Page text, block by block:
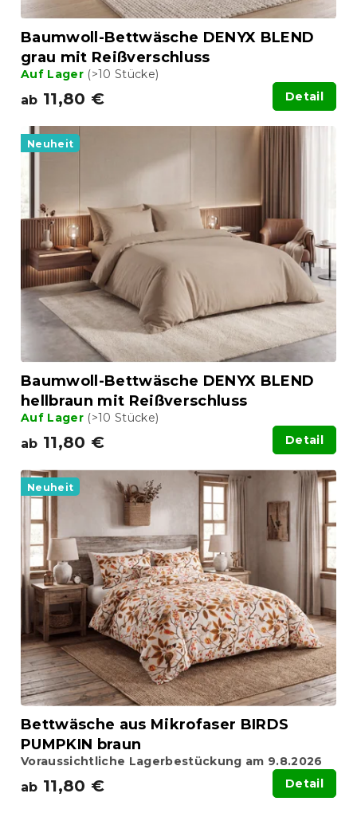
k
Baumwoll-Bettwäsche DENYX BLEND
grau mit Reißverschluss
Auf Lager (>10 Stücke)
ab 11,80 € Detail
Neuheit
Baumwoll-Bettwäsche DENYX BLEND
hellbraun mit Reißverschluss
Auf Lager (>10 Stücke)
ab 11,80 € Detail
Neuheit
Bettwäsche aus Mikrofaser BIRDS
PUMPKIN braun
Voraussichtliche Lagerbestückung am 9.8.2026
ab 11,80 € Detail